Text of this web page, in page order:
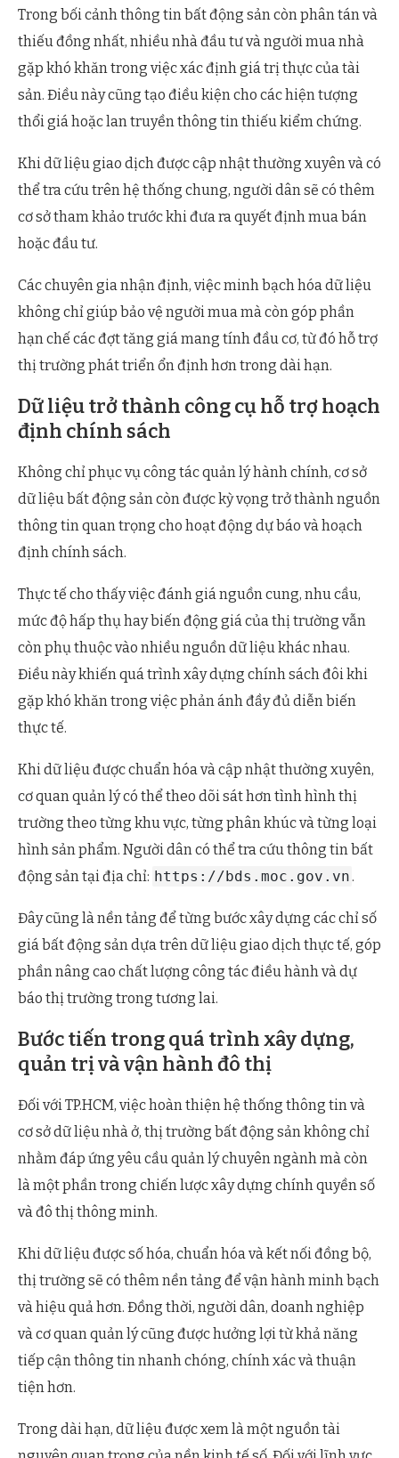
Trong bối cảnh thông tin bất động sản còn phân tán và
thiếu đồng nhất, nhiều nhà đầu tư và người mua nhà
gặp khó khăn trong việc xác định giá trị thực của tài
sản. Điều này cũng tạo điều kiện cho các hiện tượng
thổi giá hoặc lan truyền thông tin thiếu kiểm chứng.
Khi dữ liệu giao dịch được cập nhật thường xuyên và có
thể tra cứu trên hệ thống chung, người dân sẽ có thêm
cơ sở tham khảo trước khi đưa ra quyết định mua bán
hoặc đầu tư.
Các chuyên gia nhận định, việc minh bạch hóa dữ liệu
không chỉ giúp bảo vệ người mua mà còn góp phần
hạn chế các đợt tăng giá mang tính đầu cơ, từ đó hỗ trợ
thị trường phát triển ổn định hơn trong dài hạn.
Dữ liệu trở thành công cụ hỗ trợ hoạch
định chính sách
Không chỉ phục vụ công tác quản lý hành chính, cơ sở
dữ liệu bất động sản còn được kỳ vọng trở thành nguồn
thông tin quan trọng cho hoạt động dự báo và hoạch
định chính sách.
Thực tế cho thấy việc đánh giá nguồn cung, nhu cầu,
mức độ hấp thụ hay biến động giá của thị trường vẫn
còn phụ thuộc vào nhiều nguồn dữ liệu khác nhau.
Điều này khiến quá trình xây dựng chính sách đôi khi
gặp khó khăn trong việc phản ánh đầy đủ diễn biến
thực tế.
Khi dữ liệu được chuẩn hóa và cập nhật thường xuyên,
cơ quan quản lý có thể theo dõi sát hơn tình hình thị
trường theo từng khu vực, từng phân khúc và từng loại
hình sản phẩm. Người dân có thể tra cứu thông tin bất
động sản tại địa chỉ: https://bds.moc.gov.vn.
Đây cũng là nền tảng để từng bước xây dựng các chỉ số
giá bất động sản dựa trên dữ liệu giao dịch thực tế, góp
phần nâng cao chất lượng công tác điều hành và dự
báo thị trường trong tương lai.
Bước tiến trong quá trình xây dựng,
quản trị và vận hành đô thị
Đối với TP.HCM, việc hoàn thiện hệ thống thông tin và
cơ sở dữ liệu nhà ở, thị trường bất động sản không chỉ
nhằm đáp ứng yêu cầu quản lý chuyên ngành mà còn
là một phần trong chiến lược xây dựng chính quyền số
và đô thị thông minh.
Khi dữ liệu được số hóa, chuẩn hóa và kết nối đồng bộ,
thị trường sẽ có thêm nền tảng để vận hành minh bạch
và hiệu quả hơn. Đồng thời, người dân, doanh nghiệp
và cơ quan quản lý cũng được hưởng lợi từ khả năng
tiếp cận thông tin nhanh chóng, chính xác và thuận
tiện hơn.
Trong dài hạn, dữ liệu được xem là một nguồn tài